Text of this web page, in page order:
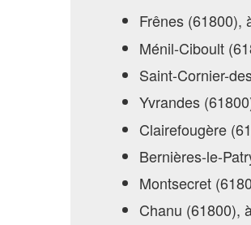
Frênes (61800),
Ménil-Ciboult
Saint-Cornier-
Yvrandes
Clairefougère
Bernières-le-
Montsecret
Chanu (61800),